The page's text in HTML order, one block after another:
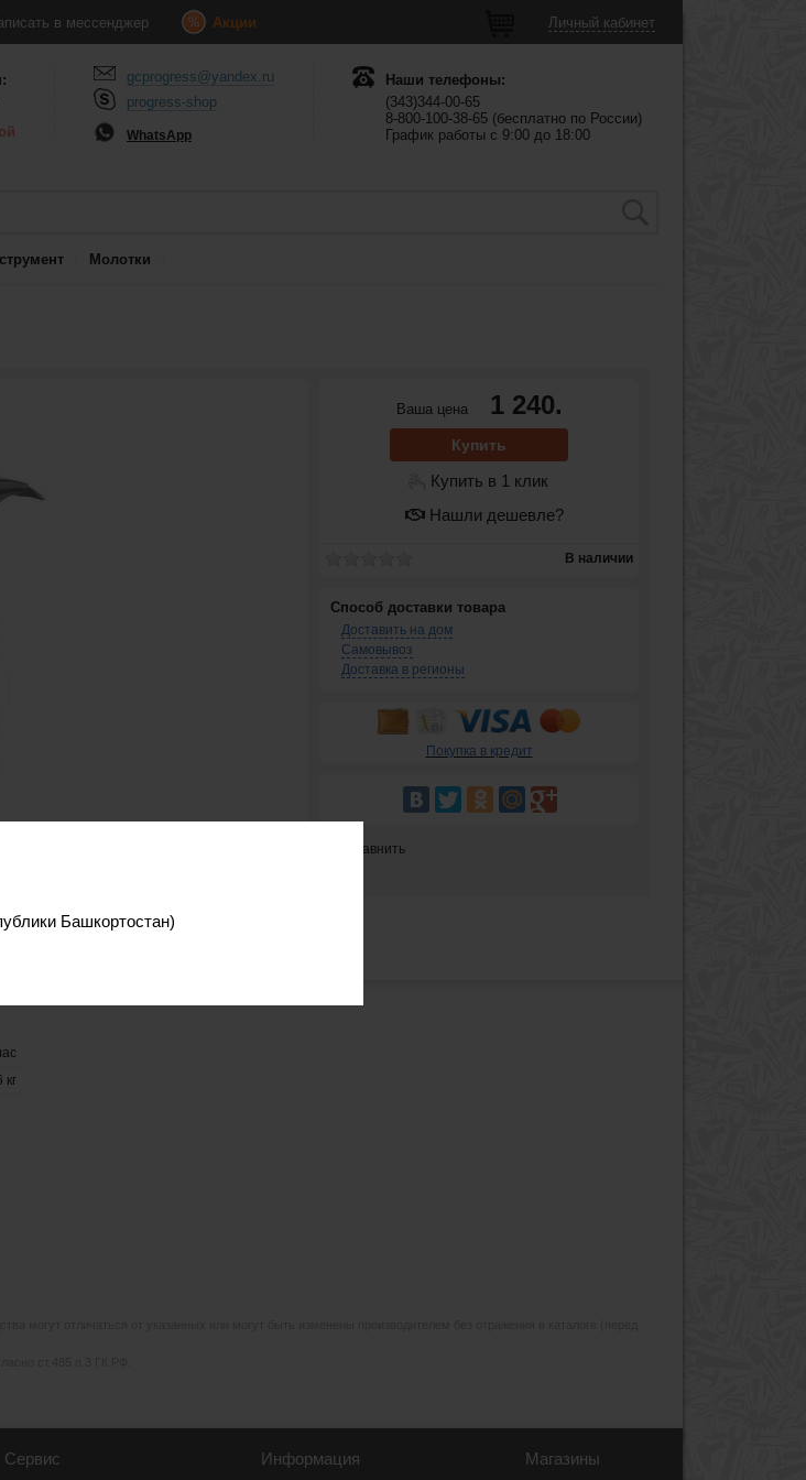
Башкортостан)
в мессенджер Акции Личный кабинет
gcprogress@yandex.ru
progress-shop
WhatsApp
Наши телефоны:
(343)344-00-65
8-800-100-38-65 (бесплатно по России)
График работы с 9:00 до 18:00
Молотки
Ваша цена 1 240.
Купить
Купить в 1 клик
Нашли дешевле?
В наличии
Способ доставки товара
Доставить на дом
Самовывоз
Доставка в регионы
Покупка в кредит
Сравнить
кг
Сервис Информация Магазины